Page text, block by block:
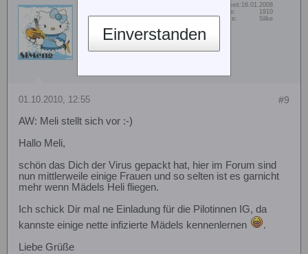
Dabei seit: 16.01.2008
Beiträge:
1910
Vorname:
Silke
#9
01.10.2010, 12:55
AW: Meli stellt sich vor :-)
Hallo Meli,
schön das Dich der Virus gepackt hat, hier im Forum sind
nun mittlerweile einige Frauen und so selten ist es garnicht
mehr wenn Mädels Heli fliegen.
Ich schick Dir mal ne Einladung für die Pilotinnen IG, da
kannste einige nette infizierte Mädels kennenlernen
.
Liebe Grüße
Einverstanden